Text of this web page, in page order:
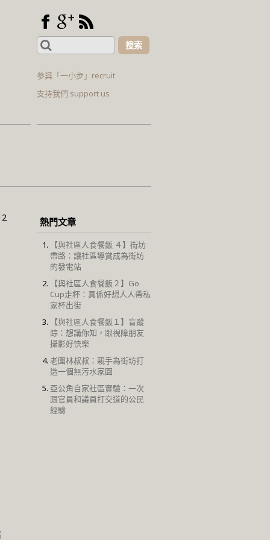
Search
for:
參與「一小步」recruit
支持我們 support us
熱門文章
【與社區人食餐飯 ４】街坊
帶路：讓社區導賞成為街坊
的發電站
【與社區人食餐飯２】Go
Cup走杯：真係好想人人帶私
家杯出街
【與社區人食餐飯１】盲蹤
踪：想講你知，跟視障朋友
攝影好快樂
老圍林叔叔：親手為街坊打
造一個無污水家園
亞公角自家社區實驗：一次
跟官員和議員打交道的公民
經驗